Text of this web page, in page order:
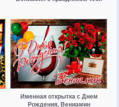
Именная открытка с Днем
Рождения, Вениамин